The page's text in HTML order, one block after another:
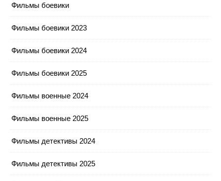
Фильмы боевики
Фильмы боевики 2023
Фильмы боевики 2024
Фильмы боевики 2025
Фильмы военные 2024
Фильмы военные 2025
Фильмы детективы 2024
Фильмы детективы 2025